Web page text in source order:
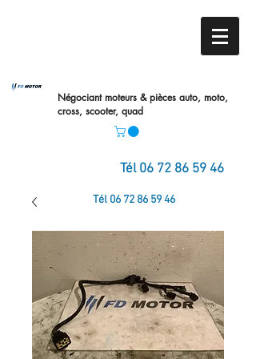
Négociant moteurs & pièces auto, moto,
cross, scooter, quad
Tél 06 72 86 59 46
Tél 06 72 86 59 46